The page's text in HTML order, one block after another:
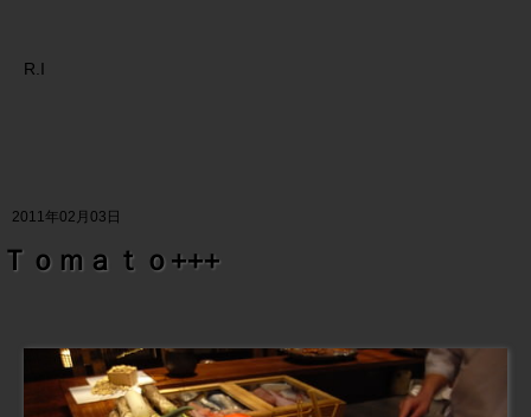
R.I
2011年02月03日
Ｔｏｍａｔｏ+++